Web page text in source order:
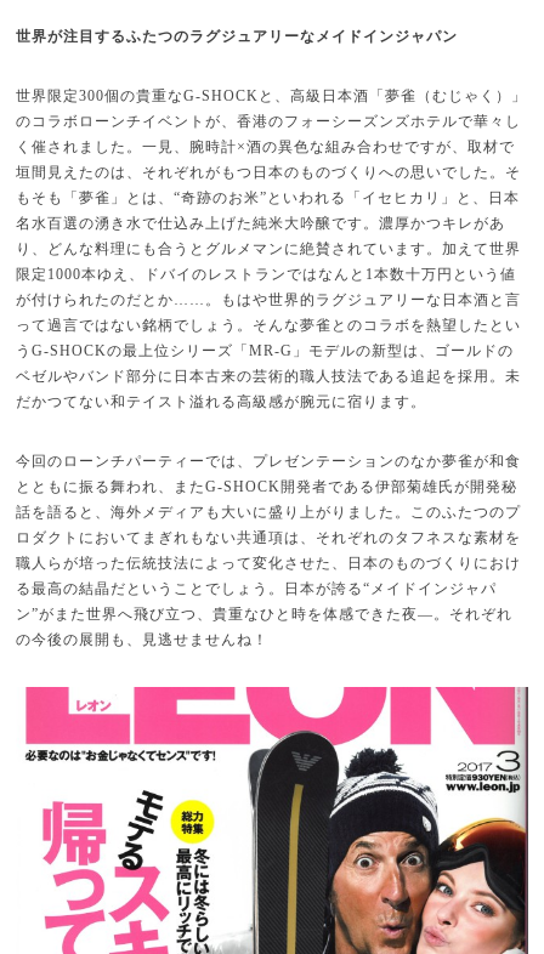
世界が注目するふたつのラグジュアリーなメイドインジャパン
世界限定300個の貴重なG-SHOCKと、高級日本酒「夢雀（むじゃく）」
のコラボローンチイベントが、香港のフォーシーズンズホテルで華々し
く催されました。一見、腕時計×酒の異色な組み合わせですが、取材で
垣間見えたのは、それぞれがもつ日本のものづくりへの思いでした。そ
もそも「夢雀」とは、“奇跡のお米”といわれる「イセヒカリ」と、日本
名水百選の湧き水で仕込み上げた純米大吟醸です。濃厚かつキレがあ
り、どんな料理にも合うとグルメマンに絶賛されています。加えて世界
限定1000本ゆえ、ドバイのレストランではなんと1本数十万円という値
が付けられたのだとか……。もはや世界的ラグジュアリーな日本酒と言
って過言ではない銘柄でしょう。そんな夢雀とのコラボを熱望したとい
うG-SHOCKの最上位シリーズ「MR-G」モデルの新型は、ゴールドの
ベゼルやバンド部分に日本古来の芸術的職人技法である追起を採用。未
だかつてない和テイスト溢れる高級感が腕元に宿ります。
今回のローンチパーティーでは、プレゼンテーションのなか夢雀が和食
とともに振る舞われ、またG-SHOCK開発者である伊部菊雄氏が開発秘
話を語ると、海外メディアも大いに盛り上がりました。このふたつのプ
ロダクトにおいてまぎれもない共通項は、それぞれのタフネスな素材を
職人らが培った伝統技法によって変化させた、日本のものづくりにおけ
る最高の結晶だということでしょう。日本が誇る“メイドインジャパ
ン”がまた世界へ飛び立つ、貴重なひと時を体感できた夜―。それぞれ
の今後の展開も、見逃せませんね！